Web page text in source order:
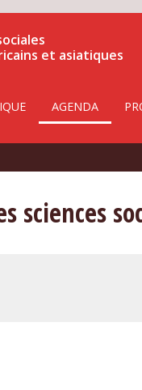
et asiatiques
AGENDA
sciences